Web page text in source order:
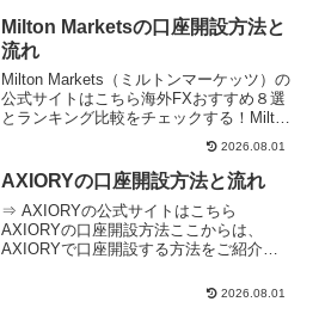
Milton Marketsの口座開設方法と
流れ
Milton Markets（ミルトンマーケッツ）の
公式サイトはこちら海外FXおすすめ８選
とランキング比較をチェックする！Milton
Marketsの口座開設方法ここからは、
Milton Marketsで口座開設する方法をご紹
介します。ア...
2026.08.01
AXIORYの口座開設方法と流れ
⇒ AXIORYの公式サイトはこちら
AXIORYの口座開設方法ここからは、
AXIORYで口座開設する方法をご紹介し
イトにある「口座開設する」を押しま
2026.08.01